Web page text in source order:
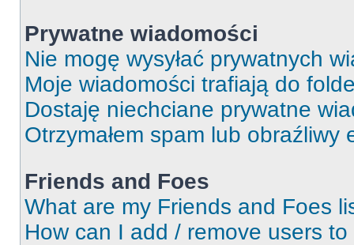
Prywatne wiadomości
Nie mogę wysyłać prywatnych
Moje wiadomości trafiają do
Dostaję niechciane prywatne
Otrzymałem spam lub
Friends and Foes
What are my Friends and Foes
How can I add / remove users